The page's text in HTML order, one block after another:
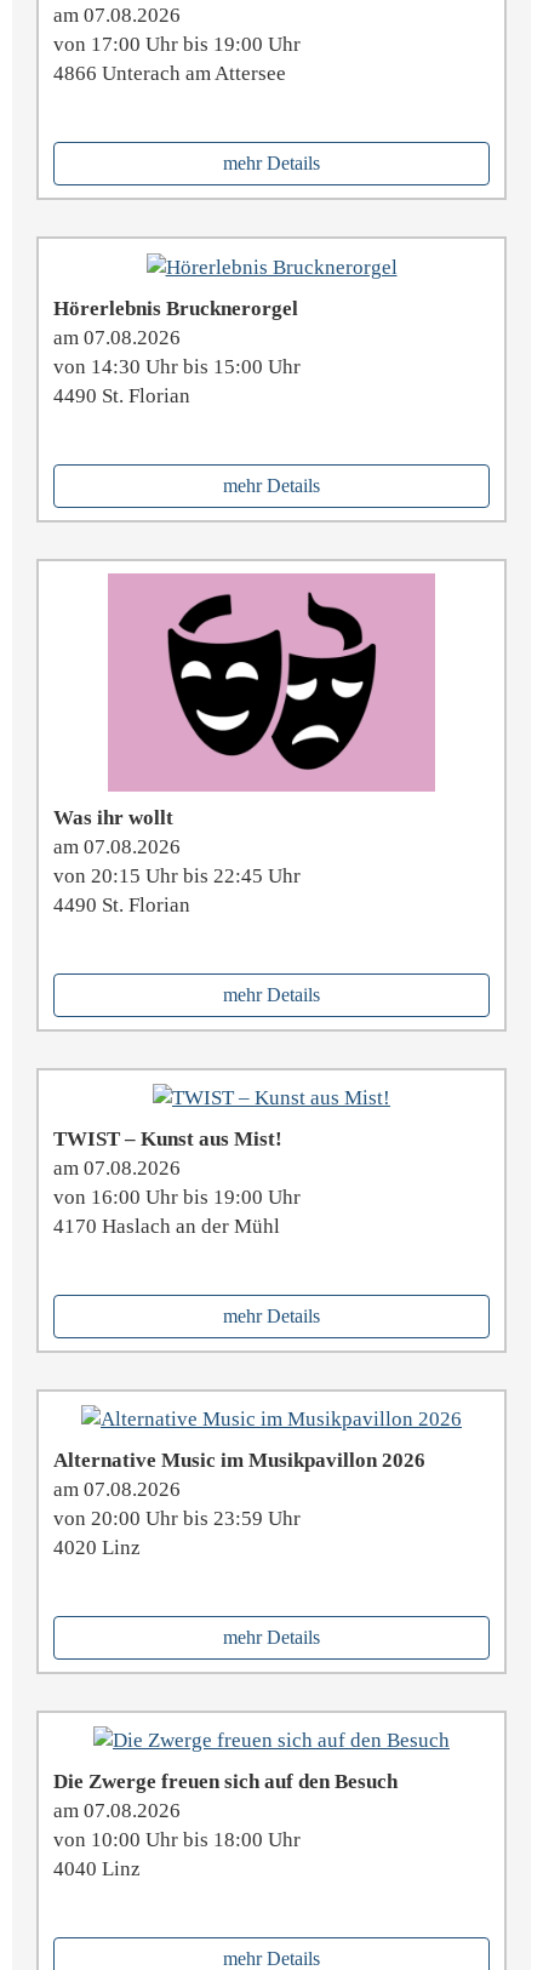
am 07.08.2026
von 17:00 Uhr bis 19:00 Uhr
4866 Unterach am Attersee
mehr Details
Hörerlebnis Brucknerorgel
am 07.08.2026
von 14:30 Uhr bis 15:00 Uhr
4490 St. Florian
mehr Details
Was ihr wollt
am 07.08.2026
von 20:15 Uhr bis 22:45 Uhr
4490 St. Florian
mehr Details
TWIST – Kunst aus Mist!
am 07.08.2026
von 16:00 Uhr bis 19:00 Uhr
4170 Haslach an der Mühl
mehr Details
Alternative Music im Musikpavillon 2026
am 07.08.2026
von 20:00 Uhr bis 23:59 Uhr
4020 Linz
mehr Details
Die Zwerge freuen sich auf den Besuch
am 07.08.2026
von 10:00 Uhr bis 18:00 Uhr
4040 Linz
mehr Details